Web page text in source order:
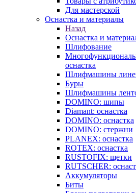
Для мастерской
Оснастка и материалы
Назад
Оснастка и
Шлифование
оснастка
Шлифмашины
Буры
Шлифмашины
DOMINO: шипы
Diamant: оснастка
DOMINO: оснастка
DOMINO: стержни
PLANEX: оснастка
ROTEX: оснастка
RUSTOFIX: щетки
RUTSCHER:
Аккумуляторы
Биты